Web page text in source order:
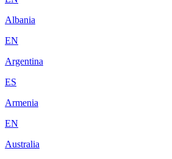
Albania
EN
Argentina
ES
Armenia
EN
Australia